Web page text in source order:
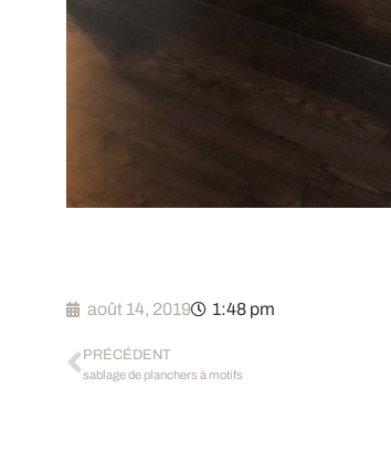
août 14, 2019 1:48 pm
PRÉCÉDENT
sablage de planchers à motifs